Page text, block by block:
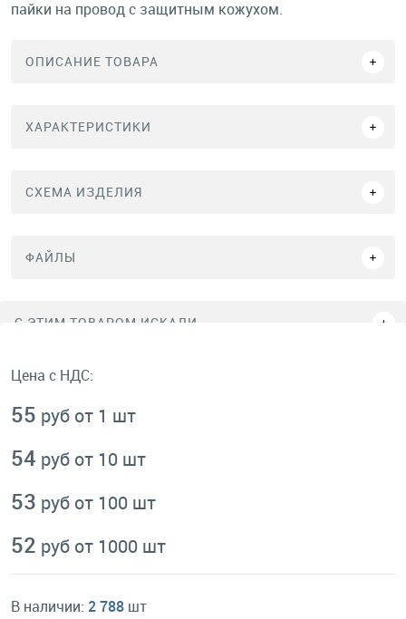
пайки на провод с защитным кожухом.
ОПИСАНИЕ ТОВАРА
ХАРАКТЕРИСТИКИ
СХЕМА ИЗДЕЛИЯ
ФАЙЛЫ
C ЭТИМ ТОВАРОМ ИСКАЛИ
Цена с НДС:
55 руб от 1 шт
54 руб от 10 шт
53 руб от 100 шт
52 руб от 1000 шт
В наличии: 2 788 шт